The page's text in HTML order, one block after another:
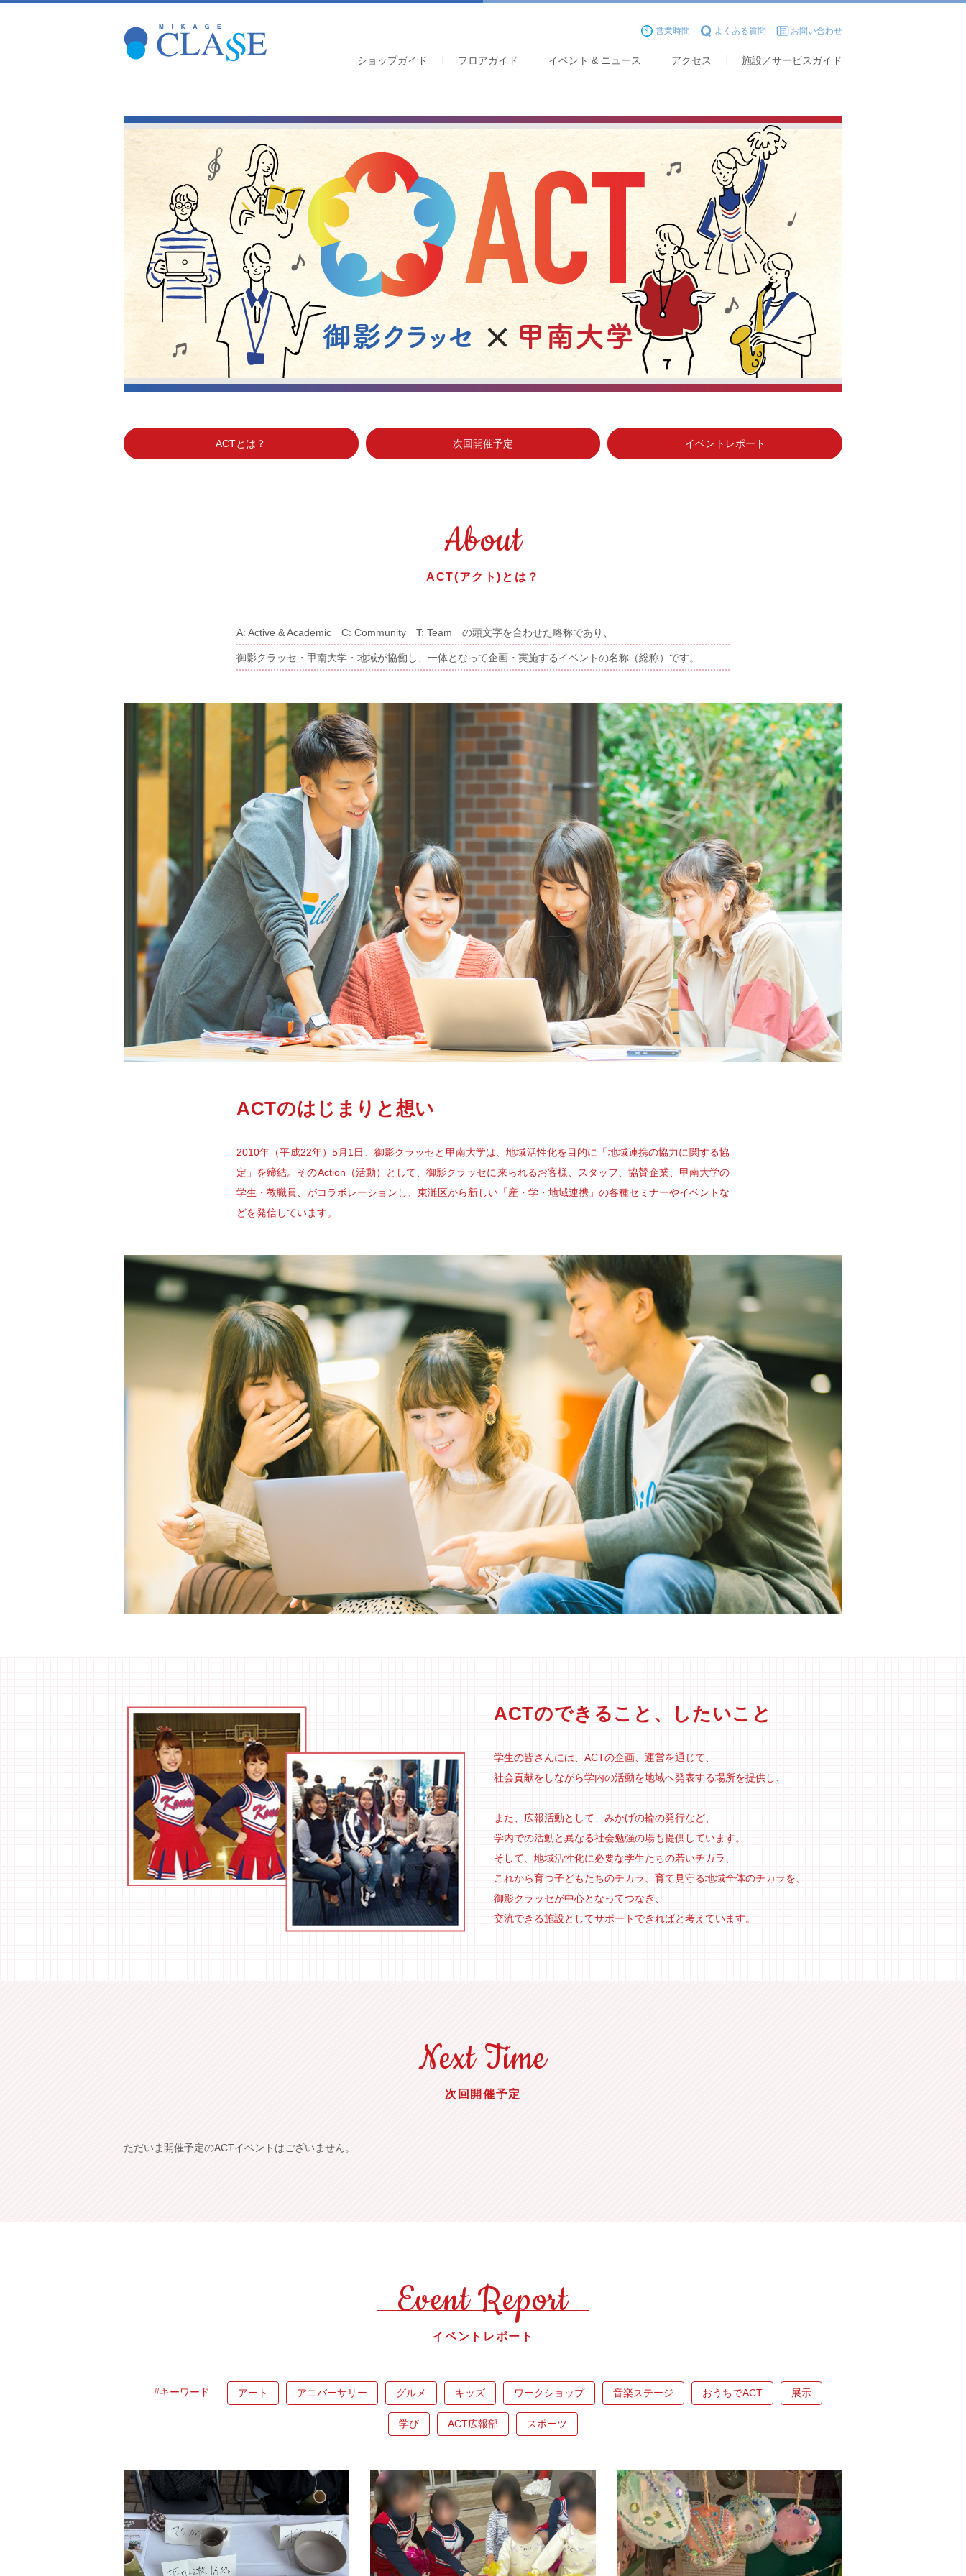
営業時間 よくある質問 お問い合わせ
ショップガイド フロアガイド イベント & ニュース アクセス 施設／サービスガイド
ACTとは？ 次回開催予定 イベントレポート
About
ACT(アクト)とは？
A: Active & Academic C: Community T: Team の頭文字を合わせた略称であり、
御影クラッセ・甲南大学・地域が協働し、一体となって企画・実施するイベントの名称（総称）です。
ACTのはじまりと想い
2010年（平成22年）5月1日、御影クラッセと甲南大学は、地域活性化を目的に「地域連携の協力に関する協
定」を締結。そのAction（活動）として、御影クラッセに来られるお客様、スタッフ、協賛企業、甲南大学の
学生・教職員、がコラボレーションし、東灘区から新しい「産・学・地域連携」の各種セミナーやイベントな
どを発信しています。
ACTのできること、したいこと
学生の皆さんには、ACTの企画、運営を通じて、
社会貢献をしながら学内の活動を地域へ発表する場所を提供し、
また、広報活動として、みかげの輪の発行など、
学内での活動と異なる社会勉強の場も提供しています。
そして、地域活性化に必要な学生たちの若いチカラ、
これから育つ子どもたちのチカラ、育て見守る地域全体のチカラを、
御影クラッセが中心となってつなぎ、
交流できる施設としてサポートできればと考えています。
Next Time
次回開催予定
ただいま開催予定のACTイベントはございません。
Event Report
イベントレポート
#キーワード アート アニバーサリー グルメ キッズ ワークショップ 音楽ステージ おうちでACT 展示
学び ACT広報部 スポーツ